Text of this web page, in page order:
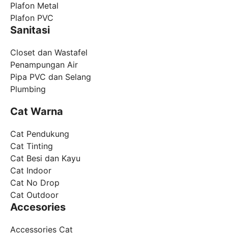
Plafon Metal
Plafon PVC
Sanitasi
Closet dan Wastafel
Penampungan Air
Pipa PVC dan Selang
Plumbing
Cat Warna
Cat Pendukung
Cat Tinting
Cat Besi dan Kayu
Cat Indoor
Cat No Drop
Cat Outdoor
Accesories
Accessories Cat